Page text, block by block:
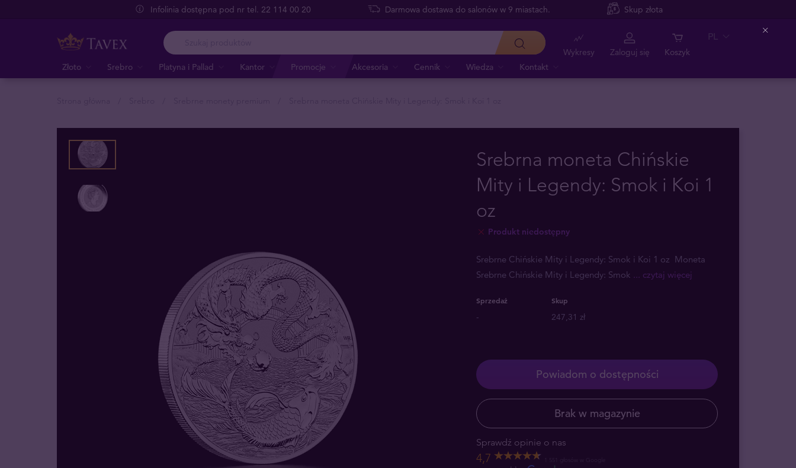
Infolinia dostępna pod nr tel. 22 114 00 20 Darmowa dostawa do salonów w 9 miastach. Skup złota
Złoto Srebro Platyna i Pallad Kantor Promocje Akcesoria Cennik Wiedza Kontakt
Wykresy Zaloguj się Koszyk
PL
Srebrna moneta Chińskie
Mity i Legendy: Smok i Koi 1
oz
Produkt niedostępny
Srebrne Chińskie Mity i Legendy: Smok i Koi 1 oz Moneta
Srebrne Chińskie Mity i Legendy: Smok ... czytaj więcej
Sprzedaż Skup
- 247,31 zł
Powiadom o dostępności
Brak w magazynie
Sprawdź opinie o nas
4,7
Close